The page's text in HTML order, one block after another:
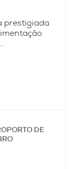
prestigiada
DE